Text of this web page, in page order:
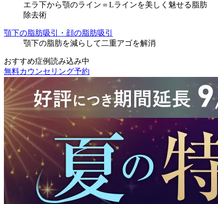
エラ下から顎のライン＝Lラインを美しく魅せる脂肪
除去術
顎下の脂肪吸引・顔の脂肪吸引
顎下の脂肪を減らして二重アゴを解消
おすすめ症例読み込み中
無料カウンセリング予約